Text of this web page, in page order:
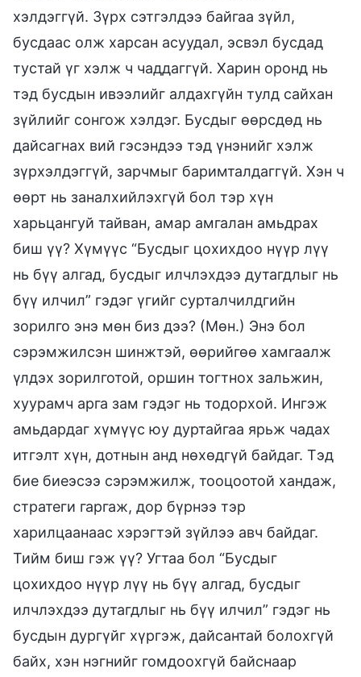
хэлдэггүй. Зүрх сэтгэлдээ байгаа зүйл,
бусдаас олж харсан асуудал, эсвэл бусдад
тустай үг хэлж ч чаддаггүй. Харин оронд нь
тэд бусдын ивээлийг алдахгүйн тулд сайхан
зүйлийг сонгож хэлдэг. Бусдыг өөрсдөд нь
дайсагнах вий гэсэндээ тэд үнэнийг хэлж
зүрхэлдэггүй, зарчмыг баримталдаггүй. Хэн ч
өөрт нь заналхийлэхгүй бол тэр хүн
харьцангуй тайван, амар амгалан амьдрах
биш үү? Хүмүүс “Бусдыг цохихдоо нүүр лүү
нь бүү алгад, бусдыг илчлэхдээ дутагдлыг нь
бүү илчил” гэдэг үгийг сурталчилдгийн
зорилго энэ мөн биз дээ? (Мөн.) Энэ бол
сэрэмжилсэн шинжтэй, өөрийгөө хамгаалж
үлдэх зорилготой, оршин тогтнох зальжин,
хуурамч арга зам гэдэг нь тодорхой. Ингэж
амьдардаг хүмүүс юу дуртайгаа ярьж чадах
итгэлт хүн, дотнын анд нөхөдгүй байдаг. Тэд
бие биеэсээ сэрэмжилж, тооцоотой хандаж,
стратеги гаргаж, дор бүрнээ тэр
харилцаанаас хэрэгтэй зүйлээ авч байдаг.
Тийм биш гэж үү? Угтаа бол “Бусдыг
цохихдоо нүүр лүү нь бүү алгад, бусдыг
илчлэхдээ дутагдлыг нь бүү илчил” гэдэг нь
бусдын дургүйг хүргэж, дайсантай болохгүй
байх, хэн нэгнийг гомдоохгүй байснаар